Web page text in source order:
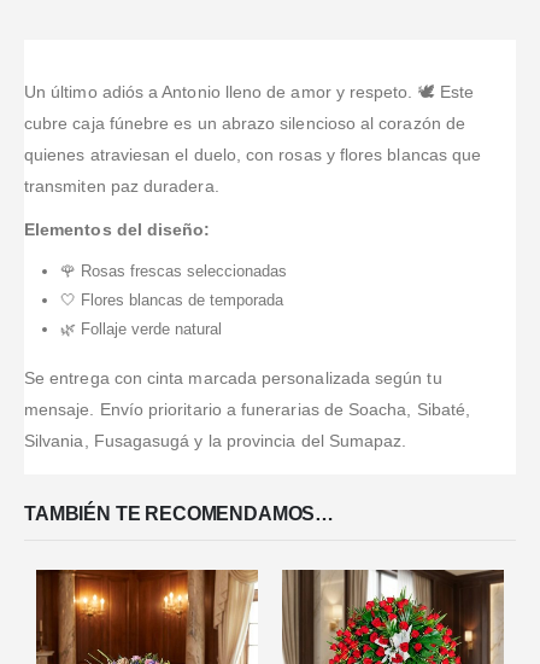
Un último adiós a Antonio lleno de amor y respeto. 🕊️ Este
cubre caja fúnebre es un abrazo silencioso al corazón de
quienes atraviesan el duelo, con rosas y flores blancas que
transmiten paz duradera.
Elementos del diseño:
🌹 Rosas frescas seleccionadas
🤍 Flores blancas de temporada
🌿 Follaje verde natural
Se entrega con cinta marcada personalizada según tu
mensaje. Envío prioritario a funerarias de Soacha, Sibaté,
Silvania, Fusagasugá y la provincia del Sumapaz.
TAMBIÉN TE RECOMENDAMOS…